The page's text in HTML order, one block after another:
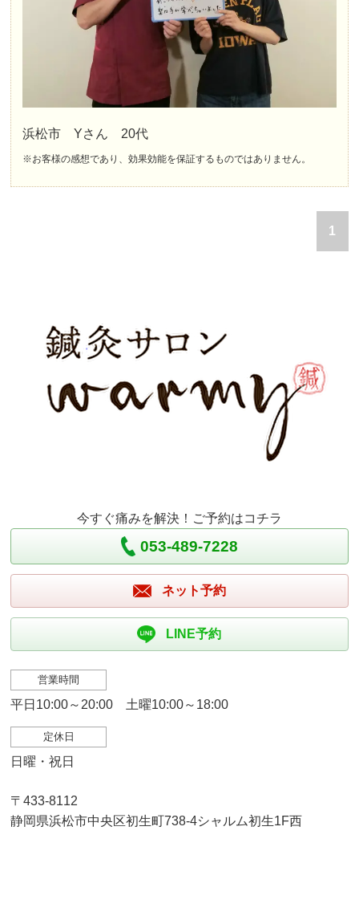
浜松市 Yさん 20代
※お客様の感想であり、効果効能を保証するものではありません。
1
今すぐ痛みを解決！ご予約はコチラ
053-489-7228
ネット予約
LINE予約
営業時間
平日10:00～20:00 土曜10:00～18:00
定休日
日曜・祝日
〒433-8112
静岡県浜松市中央区初生町738-4シャルム初生1F西